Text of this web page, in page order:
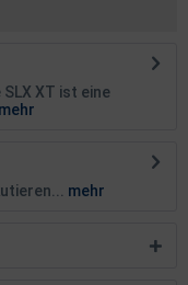
SLX XT ist eine
mehr
mehr